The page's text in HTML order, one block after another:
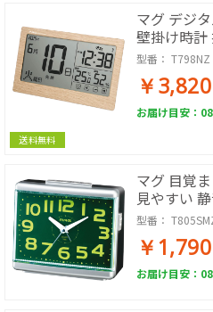
送料無料
マグ デジ
壁掛け時計
電波時計 見
目調 ナチ
19.0cm ノ
型番： T798NZ
￥3,820
お届け目安：
マグ 目覚
見やすい
ム スヌーズ
10.5×横約
型番：
￥1,790
お届け目安：